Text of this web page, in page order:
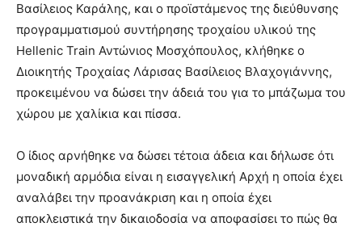
Βασίλειος Καράλης, και ο προϊστάμενος της διεύθυνσης
προγραμματισμού συντήρησης τροχαίου υλικού της
Hellenic Train Αντώνιος Μοσχόπουλος, κλήθηκε ο
Διοικητής Τροχαίας Λάρισας Βασίλειος Βλαχογιάννης,
προκειμένου να δώσει την άδειά του για το μπάζωμα του
χώρου με χαλίκια και πίσσα.
Ο ίδιος αρνήθηκε να δώσει τέτοια άδεια και δήλωσε ότι
μοναδική αρμόδια είναι η εισαγγελική Αρχή η οποία έχει
αναλάβει την προανάκριση και η οποία έχει
αποκλειστικά την δικαιοδοσία να αποφασίσει το πώς θα